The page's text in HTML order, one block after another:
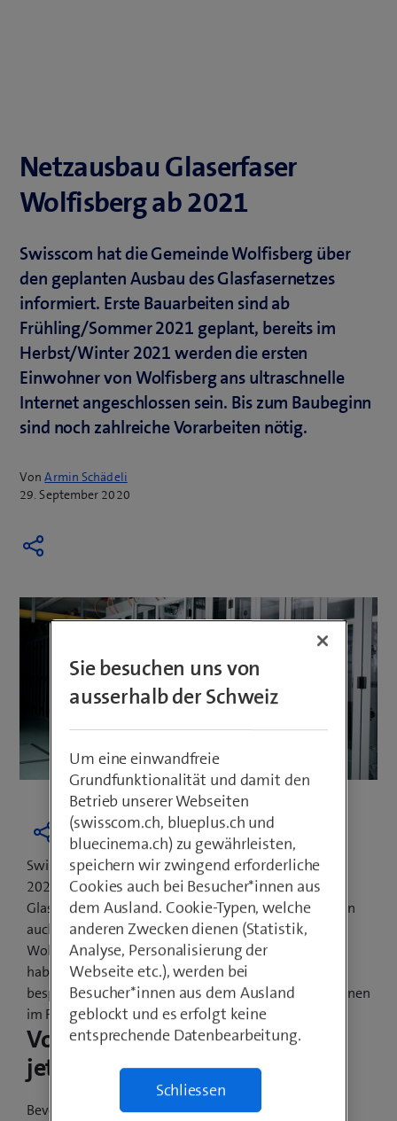
Netzausbau Glaserfaser
Wolfisberg ab 2021
Swisscom hat die Gemeinde Wolfisberg über
den geplanten Ausbau des Glasfasernetzes
informiert. Erste Bauarbeiten sind ab
Frühling/Sommer 2021 geplant, bereits im
Herbst/Winter 2021 werden die ersten
Einwohner von Wolfisberg ans ultraschnelle
Internet angeschlossen sein. Bis zum Baubeginn
sind noch zahlreiche Vorarbeiten nötig.
VonArmin Schädeli
29. September 2020
Swisscom hat das Versprechen abgegeben, bis Ende
2021 jede Schweizer Gemeinde mit
Glasfasertechnologien auszubauen. Davon profitieren
auch die Einwohnerinnen und Einwohner von
Wolfisberg. Die Gemeindevertretung und Swisscom
haben den Ausbau sowie den Baubeginn gemeinsam
besprochen. Die ersten sichtbaren Bauarbeiten beginnen
im Frühling/Sommer 2021.
Vorarbeiten beginnen bereits
jetzt
Bevor ab Frühling/Sommer 2021 die Glasfaserkabel
Sie besuchen uns von
ausserhalb der Schweiz
Um eine einwandfreie
Grundfunktionalität und damit den
Betrieb unserer Webseiten
(swisscom.ch, blueplus.ch und
bluecinema.ch) zu gewährleisten,
speichern wir zwingend erforderliche
Cookies auch bei Besucher*innen aus
dem Ausland. Cookie-Typen, welche
anderen Zwecken dienen (Statistik,
Analyse, Personalisierung der
Webseite etc.), werden bei
Besucher*innen aus dem Ausland
geblockt und es erfolgt keine
entsprechende Datenbearbeitung.
Schliessen